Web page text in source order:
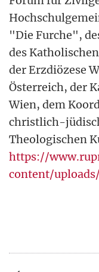
"Die Furche",
des
der Erzdiözese
Österreich, der
Wien, dem
christlich-
Theologischen
https://
content/